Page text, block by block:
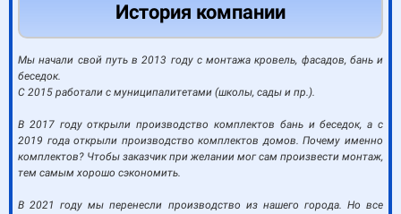
История компании
Мы начали свой путь в 2013 году с монтажа кровель, фасадов, бань и
беседок.
С 2015 работали с муниципалитетами (школы, сады и пр.).
В 2017 году открыли производство комплектов бань и беседок, а с
2019 года открыли производство комплектов домов. Почему именно
комплектов? Чтобы заказчик при желании мог сам произвести монтаж,
тем самым хорошо сэкономить.
В 2021 году мы перенесли производство из нашего города. Но все